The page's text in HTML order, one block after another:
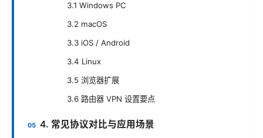
3.1 Windows PC
3.2 macOS
3.3 iOS / Android
3.4 Linux
3.5 浏览器扩展
3.6 路由器 VPN 设置要点
4. 常见协议对比与应用场景